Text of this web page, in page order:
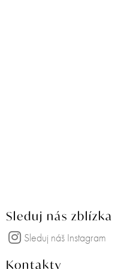
Sleduj nás zblízka
Sleduj náš Instagram
Kontakty